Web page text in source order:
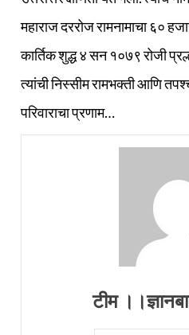
महाराज दररोज रामनामाचा ६०
कार्तिक शुद्ध ४ सन १०७९ रोजी
त्यांची निस्सीम रामभक्‍ती आणि
परिवाराचा प्रणाम…
टीम